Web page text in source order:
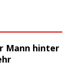
Mann hinter